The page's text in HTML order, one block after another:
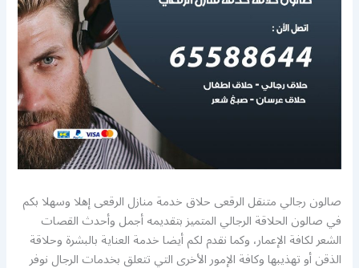
صالون رجالي متنقل الرقعى حلاق خدمة منازل الرقعى إهلا وسهلا بكم
في صالون الحلاقة الرجالي المتميز بتقديمه أجمل وأحدث القصات
الشعر لكافة الإعمار، وكما نقدم لكم أيضا خدمة العناية بالبشرة وحلاقة
الذقن أو تهذيبها وكافة الإمور الأخرى التي تتعلق بخدمات الرجال نوفر